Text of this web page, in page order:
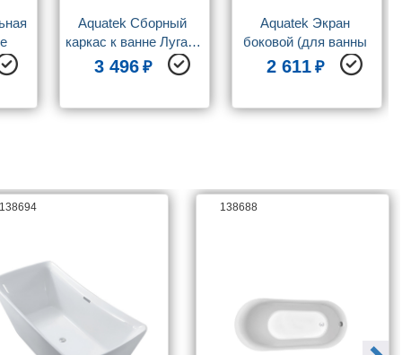
Aquatek Сборный
каркас к ванне Лугано
150/Либерти 150
3 496
Aquatek Экран
боковой (для ванны
Лугано/Либерти)
универсальный
2 611
138694 138688